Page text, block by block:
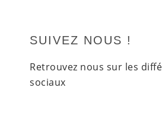
SUIVEZ NOUS !
Retrouvez nous sur les
sociaux